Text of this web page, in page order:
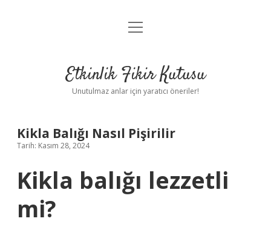
Anasayfa
Yasal Uyarı
menüyü
Etkinlik Fikir Kutusu
Unutulmaz anlar için yaratıcı öneriler!
Kikla Balığı Nasıl Pişirilir
Tarih: Kasım 28, 2024
Kikla balığı lezzetli
mi?